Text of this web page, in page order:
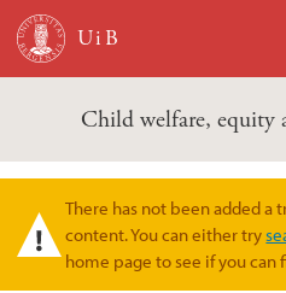
Skip to main content
Child welfare, equity
Warning message
There has not been added a
content. You can either try
home page to see if you